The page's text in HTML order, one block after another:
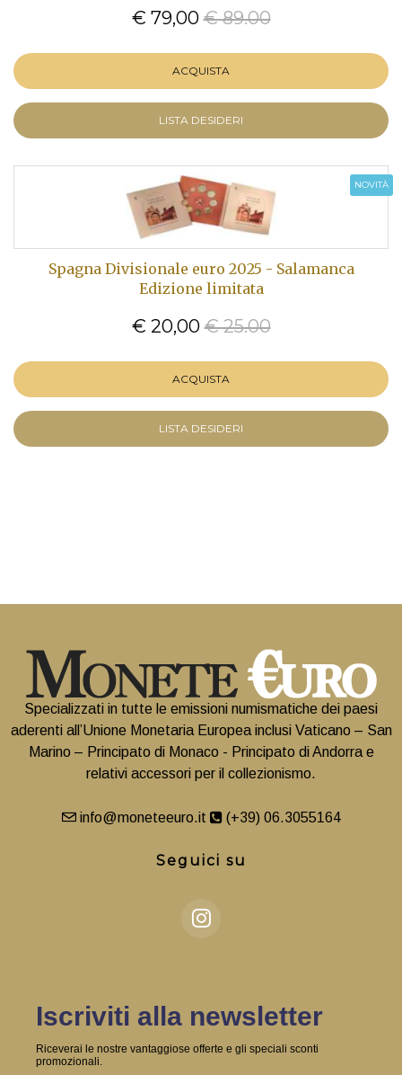
€ 79,00 € 89.00
ACQUISTA
LISTA DESIDERI
NOVITÀ
Spagna Divisionale euro 2025 - Salamanca
Edizione limitata
€ 20,00 € 25.00
ACQUISTA
LISTA DESIDERI
Specializzati in tutte le emissioni numismatiche dei paesi
aderenti all’Unione Monetaria Europea inclusi Vaticano – San
Marino – Principato di Monaco - Principato di Andorra e
relativi accessori per il collezionismo.
info@moneteeuro.it (+39) 06.3055164
Seguici su
Iscriviti alla newsletter
Riceverai le nostre vantaggiose offerte e gli speciali sconti
promozionali.